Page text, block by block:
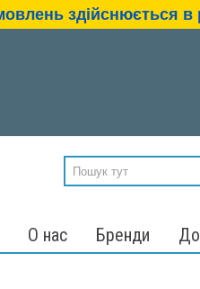
здійснюється в
О нас Бренди